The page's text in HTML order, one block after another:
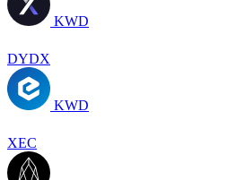
KWD
DYDX
KWD
XEC